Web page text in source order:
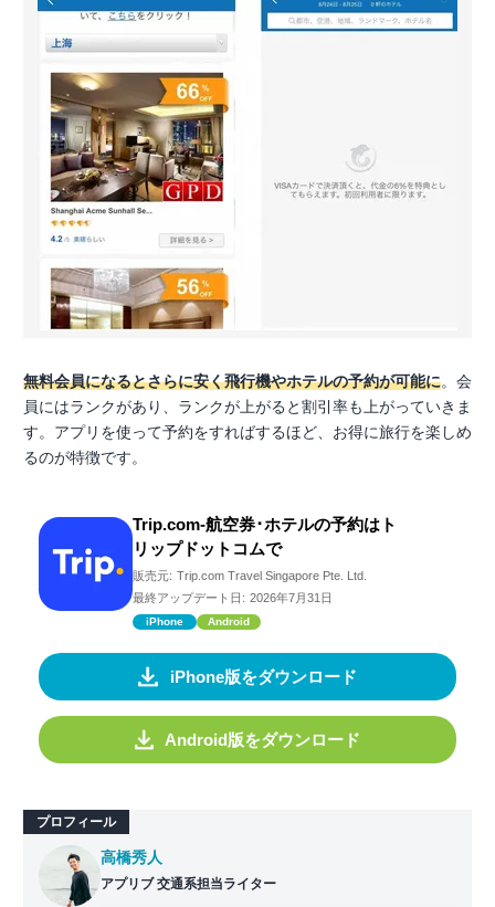
無料会員になるとさらに安く飛行機やホテルの予約が可能に。会
員にはランクがあり、ランクが上がると割引率も上がっていきま
す。アプリを使って予約をすればするほど、お得に旅行を楽しめ
るのが特徴です。
Trip.com-航空券･ホテルの予約はト
リップドットコムで
販売元: Trip.com Travel Singapore Pte. Ltd.
最終アップデート日: 2026年7月31日
iPhone Android
iPhone版をダウンロード
Android版をダウンロード
プロフィール
高橋秀人
アプリブ 交通系担当ライター